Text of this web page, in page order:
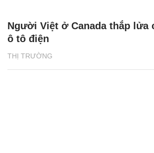
THỊ TRƯỜNG
Người Việt ở Canada thắp lửa
ô tô điện